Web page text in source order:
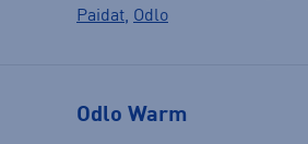
Paidat, Odlo
Odlo Warm